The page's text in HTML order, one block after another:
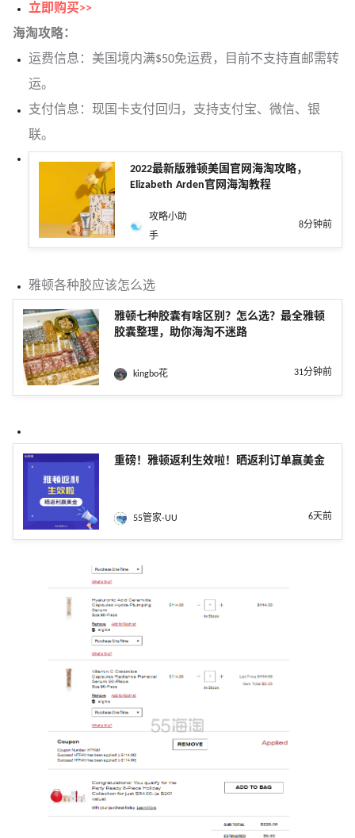
立即购买>>
海淘攻略：
运费信息：美国境内满$50免运费，目前不支持直邮需转
运。
支付信息：现国卡支付回归，支持支付宝、微信、银
联。
2022最新版雅顿美国官网海淘攻略，
Elizabeth Arden官网海淘教程
攻略小助
手
8分钟前
雅顿各种胶应该怎么选
雅顿七种胶囊有啥区别？怎么选？最全雅顿
胶囊整理，助你海淘不迷路
kingbo花 31分钟前
重磅！雅顿返利生效啦！晒返利订单赢美金
55管家-UU 6天前